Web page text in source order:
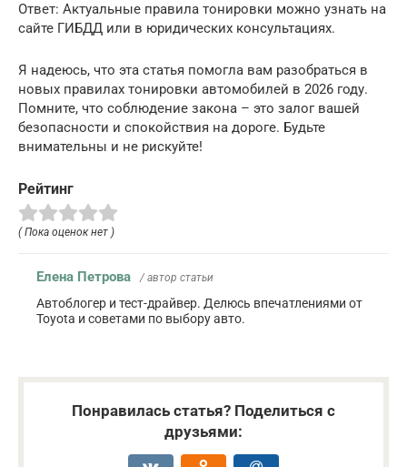
Ответ: Актуальные правила тонировки можно узнать на
сайте ГИБДД или в юридических консультациях.
Я надеюсь, что эта статья помогла вам разобраться в
новых правилах тонировки автомобилей в 2026 году.
Помните, что соблюдение закона – это залог вашей
безопасности и спокойствия на дороге. Будьте
внимательны и не рискуйте!
Рейтинг
( Пока оценок нет )
Елена Петрова / автор статьи
Автоблогер и тест-драйвер. Делюсь впечатлениями от
Toyota и советами по выбору авто.
Понравилась статья? Поделиться с
друзьями: